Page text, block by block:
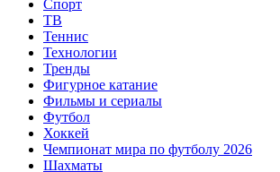
Спорт
ТВ
Теннис
Технологии
Тренды
Фигурное катание
Фильмы и сериалы
Футбол
Хоккей
Чемпионат мира по футболу 2026
Шахматы